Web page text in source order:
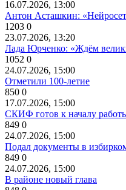
16.07.2026, 13:00
Антон Асташкин:
1203 0
23.07.2026, 13:20
Лада Юрченко: «Ждём
1052 0
24.07.2026, 15:00
Отметили 100-летие
850 0
17.07.2026, 15:00
СКИФ готов к началу
849 0
24.07.2026, 15:00
Подал документы в
849 0
24.07.2026, 15:00
В районе новый глава